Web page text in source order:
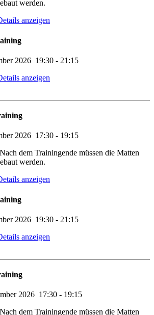
werden.
anzeigen
2026 19:30 - 21:15
anzeigen
2026 17:30 - 19:15
dem Trainingende müssen die Matten
werden.
anzeigen
2026 19:30 - 21:15
anzeigen
2026 17:30 - 19:15
dem Trainingende müssen die Matten